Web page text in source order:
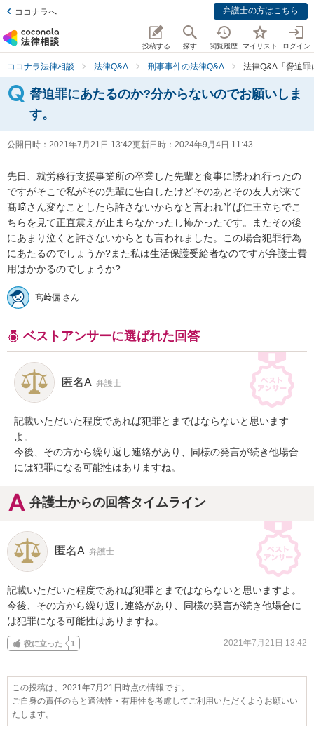
ココナラへ 弁護士の方はこちら
投稿する 探す 閲覧履歴 マイリスト ログイン
ココナラ法律相談 法律Q&A 刑事事件の法律Q&A 法律Q&A「脅迫
脅迫罪にあたるのか?分からないのでお願いしま
す。
公開日時： 2021年7月21日 13:42更新日時： 2024年9月4日 11:43
先日、就労移行支援事業所の卒業した先輩と食事に誘われ行ったの
ですがそこで私がその先輩に告白したけどそのあとその友人が来て
髙﨑さん変なことしたら許さないからなと言われ半ば仁王立ちでこ
ちらを見て正直震えが止まらなかったし怖かったです。またその後
にあまり泣くと許さないからとも言われました。この場合犯罪行為
にあたるのでしょうか?また私は生活保護受給者なのですが弁護士費
用はかかるのでしょうか?
髙﨑儷 さん
ベストアンサーに選ばれた回答
匿名A 弁護士
記載いただいた程度であれば犯罪とまではならないと思います
よ。
今後、その方から繰り返し連絡があり、同様の発言が続き他場合
には犯罪になる可能性はありますね。
弁護士からの回答タイムライン
匿名A 弁護士
記載いただいた程度であれば犯罪とまではならないと思いますよ。
今後、その方から繰り返し連絡があり、同様の発言が続き他場合に
は犯罪になる可能性はありますね。
役に立った 1 2021年7月21日 13:42
この投稿は、2021年7月21日時点の情報です。
ご自身の責任のもと適法性・有用性を考慮してご利用いただくようお願いい
たします。